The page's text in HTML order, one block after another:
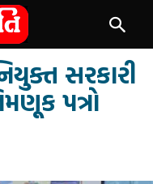
સરકારી
પત્રો